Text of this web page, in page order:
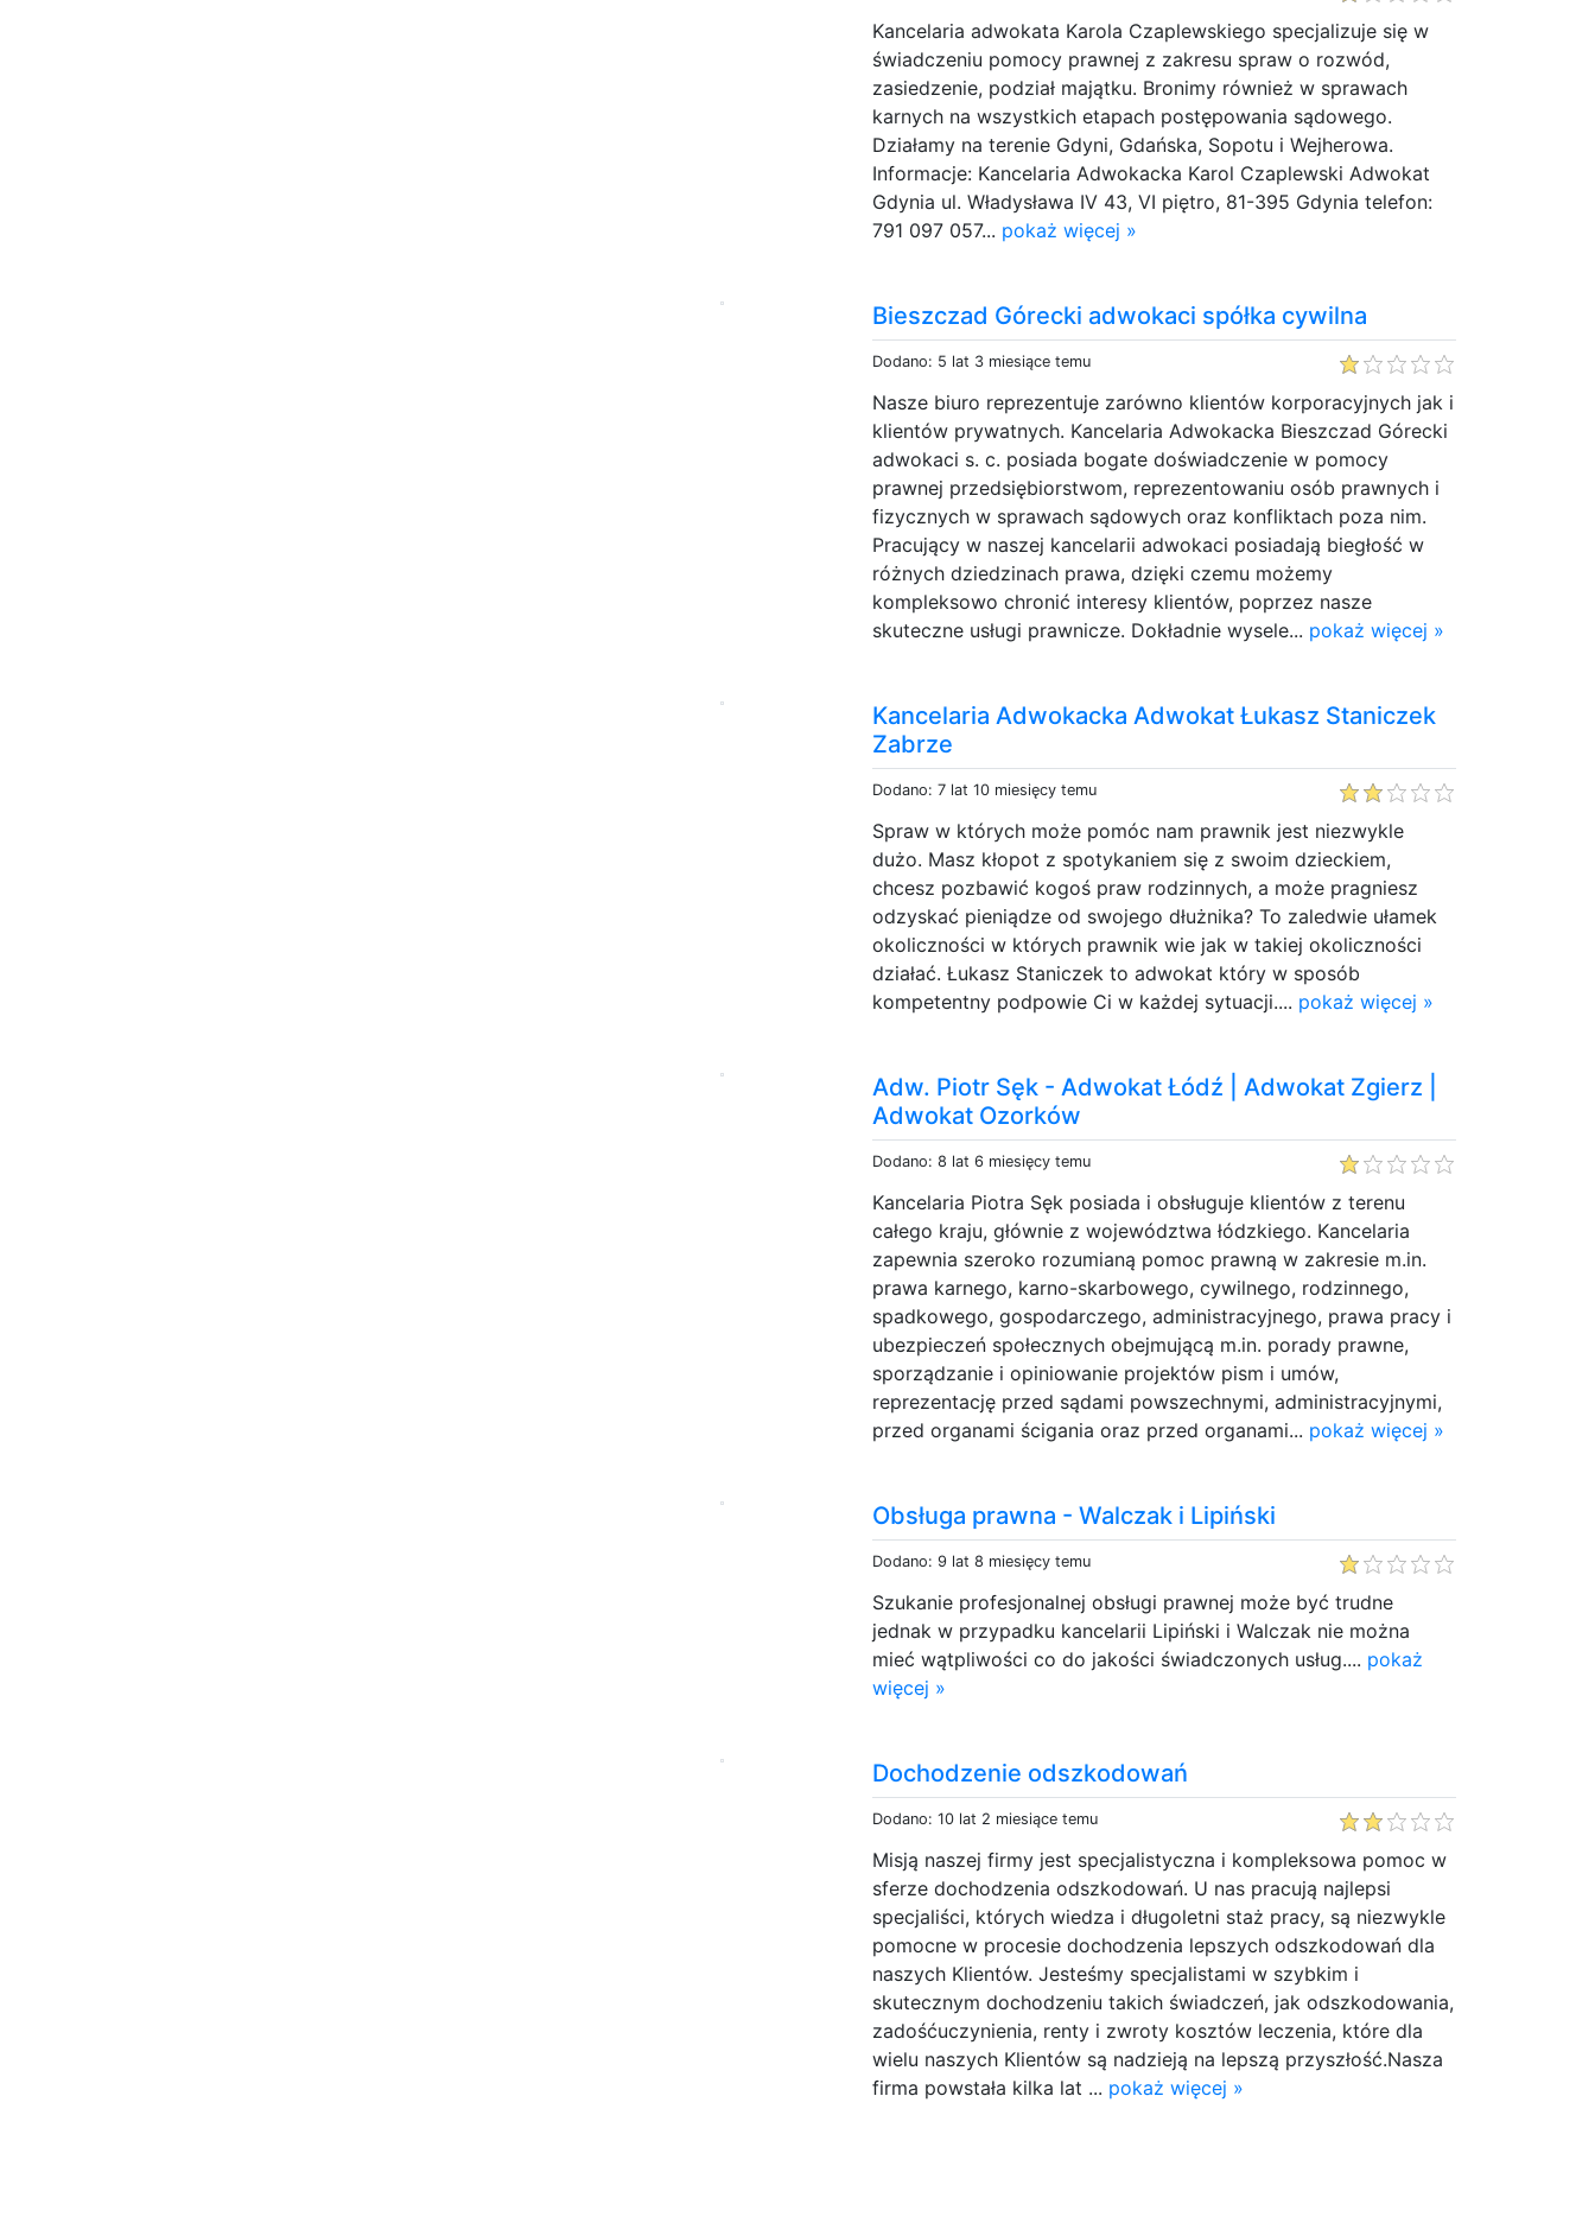
Kancelaria adwokata Karola Czaplewskiego specjalizuje się w
świadczeniu pomocy prawnej z zakresu spraw o rozwód,
zasiedzenie, podział majątku. Bronimy również w sprawach
karnych na wszystkich etapach postępowania sądowego.
Działamy na terenie Gdyni, Gdańska, Sopotu i Wejherowa.
Informacje: Kancelaria Adwokacka Karol Czaplewski Adwokat
Gdynia ul. Władysława IV 43, VI piętro, 81-395 Gdynia telefon:
791 097 057... pokaż więcej »
Bieszczad Górecki adwokaci spółka cywilna
Dodano: 5 lat 3 miesiące temu
Nasze biuro reprezentuje zarówno klientów korporacyjnych jak i
klientów prywatnych. Kancelaria Adwokacka Bieszczad Górecki
adwokaci s. c. posiada bogate doświadczenie w pomocy
prawnej przedsiębiorstwom, reprezentowaniu osób prawnych i
fizycznych w sprawach sądowych oraz konfliktach poza nim.
Pracujący w naszej kancelarii adwokaci posiadają biegłość w
różnych dziedzinach prawa, dzięki czemu możemy
kompleksowo chronić interesy klientów, poprzez nasze
skuteczne usługi prawnicze. Dokładnie wysele... pokaż więcej »
Kancelaria Adwokacka Adwokat Łukasz Staniczek
Zabrze
Dodano: 7 lat 10 miesięcy temu
Spraw w których może pomóc nam prawnik jest niezwykle
dużo. Masz kłopot z spotykaniem się z swoim dzieckiem,
chcesz pozbawić kogoś praw rodzinnych, a może pragniesz
odzyskać pieniądze od swojego dłużnika? To zaledwie ułamek
okoliczności w których prawnik wie jak w takiej okoliczności
działać. Łukasz Staniczek to adwokat który w sposób
kompetentny podpowie Ci w każdej sytuacji.... pokaż więcej »
Adw. Piotr Sęk - Adwokat Łódź | Adwokat Zgierz |
Adwokat Ozorków
Dodano: 8 lat 6 miesięcy temu
Kancelaria Piotra Sęk posiada i obsługuje klientów z terenu
całego kraju, głównie z województwa łódzkiego. Kancelaria
zapewnia szeroko rozumianą pomoc prawną w zakresie m.in.
prawa karnego, karno-skarbowego, cywilnego, rodzinnego,
spadkowego, gospodarczego, administracyjnego, prawa pracy i
ubezpieczeń społecznych obejmującą m.in. porady prawne,
sporządzanie i opiniowanie projektów pism i umów,
reprezentację przed sądami powszechnymi, administracyjnymi,
przed organami ścigania oraz przed organami... pokaż więcej »
Obsługa prawna - Walczak i Lipiński
Dodano: 9 lat 8 miesięcy temu
Szukanie profesjonalnej obsługi prawnej może być trudne
jednak w przypadku kancelarii Lipiński i Walczak nie można
mieć wątpliwości co do jakości świadczonych usług.... pokaż
więcej »
Dochodzenie odszkodowań
Dodano: 10 lat 2 miesiące temu
Misją naszej firmy jest specjalistyczna i kompleksowa pomoc w
sferze dochodzenia odszkodowań. U nas pracują najlepsi
specjaliści, których wiedza i długoletni staż pracy, są niezwykle
pomocne w procesie dochodzenia lepszych odszkodowań dla
naszych Klientów. Jesteśmy specjalistami w szybkim i
skutecznym dochodzeniu takich świadczeń, jak odszkodowania,
zadośćuczynienia, renty i zwroty kosztów leczenia, które dla
wielu naszych Klientów są nadzieją na lepszą przyszłość.Nasza
firma powstała kilka lat ... pokaż więcej »